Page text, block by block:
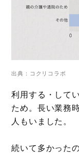
出典：コクリコラボ
利用する・して
ため。長い業務
人もいました。
続いて多かった